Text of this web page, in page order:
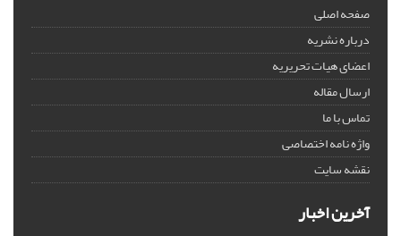
صفحه اصلی
درباره نشریه
اعضای هیات تحریریه
ارسال مقاله
تماس با ما
واژه نامه اختصاصی
نقشه سایت
آخرین اخبار